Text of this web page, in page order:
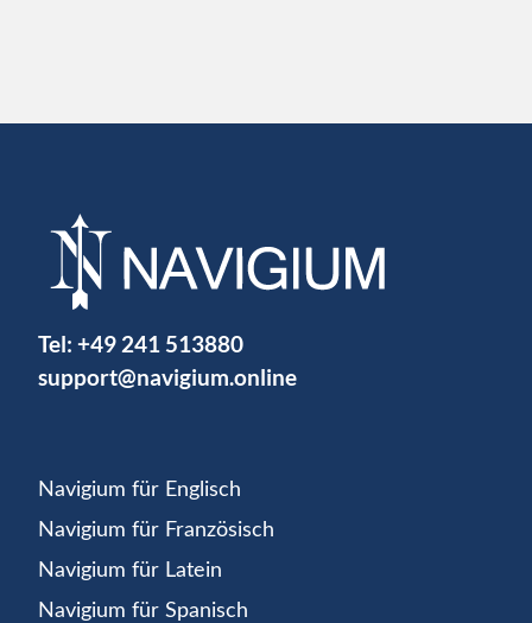
Tel: +49 241 513880
support@navigium.online
Navigium für Englisch
Navigium für Französisch
Navigium für Latein
Navigium für Spanisch